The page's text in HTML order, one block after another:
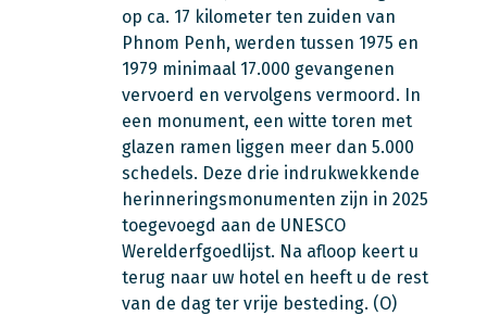
op ca. 17 kilometer ten zuiden van
Phnom Penh, werden tussen 1975 en
1979 minimaal 17.000 gevangenen
vervoerd en vervolgens vermoord. In
een monument, een witte toren met
glazen ramen liggen meer dan 5.000
schedels. Deze drie indrukwekkende
herinneringsmonumenten zijn in 2025
toegevoegd aan de UNESCO
Werelderfgoedlijst. Na afloop keert u
terug naar uw hotel en heeft u de rest
van de dag ter vrije besteding. (O)